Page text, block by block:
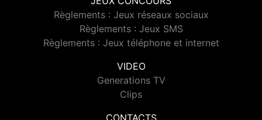
Règlements : Jeux réseaux sociaux
Règlements : Jeux SMS
Règlements : Jeux téléphone et internet
VIDEO
Generations TV
Clips